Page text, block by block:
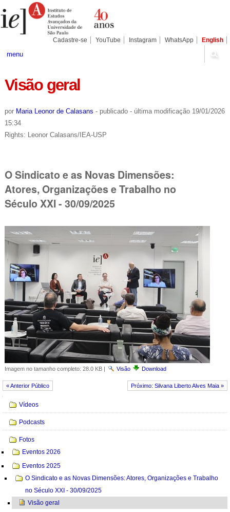
para
conteúdo.
Pessoais
Cadastre-se YouTube Instagram WhatsApp English
menu
Visão geral
por Maria Leonor de Calasans - publicado - última modificação19/01/2026
15:34
Rights: Leonor Calasans/IEA-USP
O Sindicato e as Novas Dimensões:
Atores, Organizações e Trabalho no
Século XXI - 30/09/2025
Imagem no tamanho completo: 28.0 KB| Visão Download
« Anterior Público Próximo: Silvana Liberto Alves Maia »
Vídeos
Podcasts
Fotos
Eventos 2026
Eventos 2025
O Sindicato e as Novas Dimensões: Atores, Organizações e Trabalho
no Século XXI - 30/09/2025
Visão geral